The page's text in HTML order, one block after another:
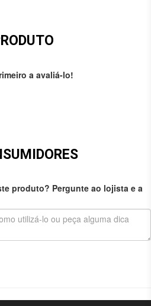
a avaliá-lo!
produto? Pergunte ao lojista e a